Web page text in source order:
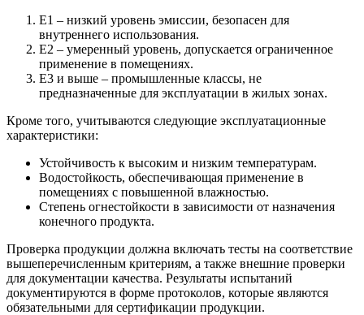
E1 – низкий уровень эмиссии, безопасен для
внутреннего использования.
E2 – умеренный уровень, допускается ограниченное
применение в помещениях.
E3 и выше – промышленные классы, не
предназначенные для эксплуатации в жилых зонах.
Кроме того, учитываются следующие эксплуатационные
характеристики:
Устойчивость к высоким и низким температурам.
Водостойкость, обеспечивающая применение в
помещениях с повышенной влажностью.
Степень огнестойкости в зависимости от назначения
конечного продукта.
Проверка продукции должна включать тесты на соответствие
вышеперечисленным критериям, а также внешние проверки
для документации качества. Результаты испытаний
документируются в форме протоколов, которые являются
обязательными для сертификации продукции.